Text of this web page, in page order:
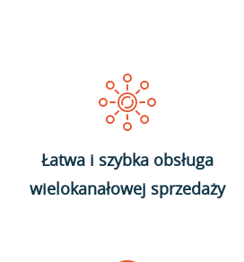
Łatwa i szybka obsługa
wielokanałowej sprzedaży